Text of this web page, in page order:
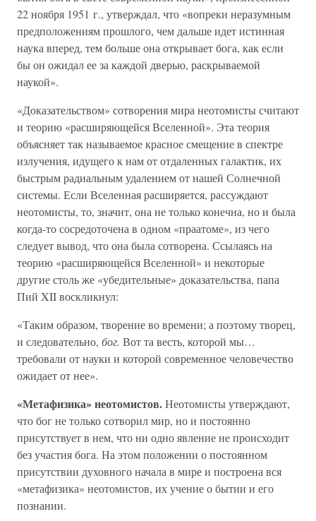
22 ноября 1951 г., утверждал, что «вопреки неразумным
предположениям прошлого, чем дальше идет истинная
наука вперед, тем больше она открывает бога, как если
бы он ожидал ее за каждой дверью, раскрываемой
наукой».
«Доказательством» сотворения мира неотомисты считают
и теорию «расширяющейся Вселенной». Эта теория
объясняет так называемое красное смещение в спектре
излучения, идущего к нам от отдаленных галактик, их
быстрым радиальным удалением от нашей Солнечной
системы. Если Вселенная расширяется, рассуждают
неотомисты, то, значит, она не только конечна, но и была
когда-то сосредоточена в одном «праатоме», из чего
следует вывод, что она была сотворена. Ссылаясь на
теорию «расширяющейся Вселенной» и некоторые
другие столь же «убедительные» доказательства, папа
Пий XII воскликнул:
«Таким образом, творение во времени; а поэтому творец,
и следовательно, бог. Вот та весть, которой мы…
требовали от науки и которой современное человечество
ожидает от нее».
«Метафизика» неотомистов.Неотомисты утверждают,
что бог не только сотворил мир, но и постоянно
присутствует в нем, что ни одно явление не происходит
без участия бога. На этом положении о постоянном
присутствии духовного начала в мире и построена вся
«метафизика» неотомистов, их учение о бытии и его
познании.